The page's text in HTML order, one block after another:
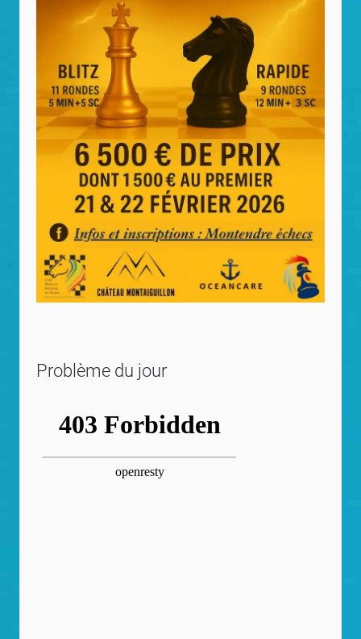
Problème du jour